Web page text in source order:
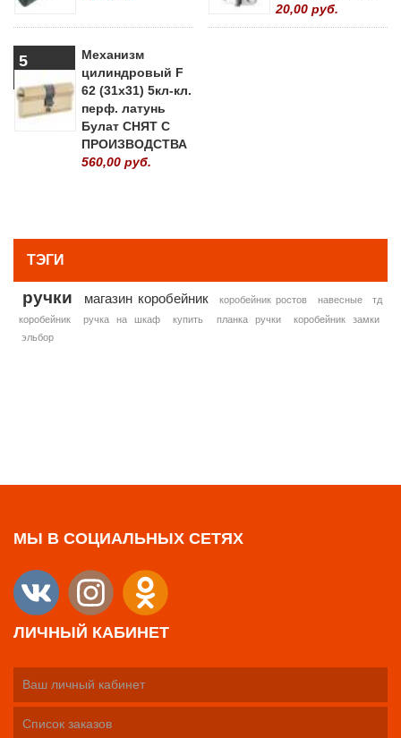
20,00 руб.
5
Механизм
цилиндровый F
62 (31х31) 5кл-кл.
перф. латунь
Булат СНЯТ С
ПРОИЗВОДСТВА
560,00 руб.
ТЭГИ
ручки магазин коробейник коробейник ростов навесные
тд
коробейник
ручка на шкаф купить планка ручки
коробейник замки
эльбор
МЫ В СОЦИАЛЬНЫХ СЕТЯХ
ЛИЧНЫЙ КАБИНЕТ
Ваш личный кабинет
Список заказов